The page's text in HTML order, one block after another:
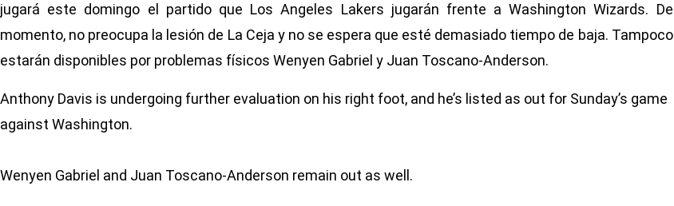
jugará este domingo el partido que Los Angeles Lakers jugarán frente a Washington Wizards. De
momento, no preocupa la lesión de La Ceja y no se espera que esté demasiado tiempo de baja. Tampoco
estarán disponibles por problemas físicos Wenyen Gabriel y Juan Toscano-Anderson.
Anthony Davis is undergoing further evaluation on his right foot, and he’s listed as out for Sunday’s game
against Washington.
Wenyen Gabriel and Juan Toscano-Anderson remain out as well.